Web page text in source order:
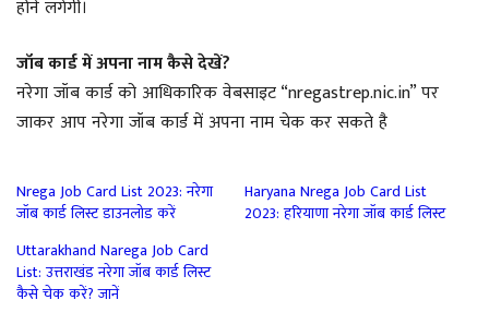
होने लगेगी।
जॉब कार्ड में अपना नाम कैसे देखें?
नरेगा जॉब कार्ड को आधिकारिक वेबसाइट “nregastrep.nic.in” पर
जाकर आप नरेगा जॉब कार्ड में अपना नाम चेक कर सकते है
Nrega Job Card List 2023: नरेगा
जॉब कार्ड लिस्ट डाउनलोड करें
Haryana Nrega Job Card List
2023: हरियाणा नरेगा जॉब कार्ड लिस्ट
Uttarakhand Narega Job Card
List: उत्तराखंड नरेगा जॉब कार्ड लिस्ट
कैसे चेक करें? जानें